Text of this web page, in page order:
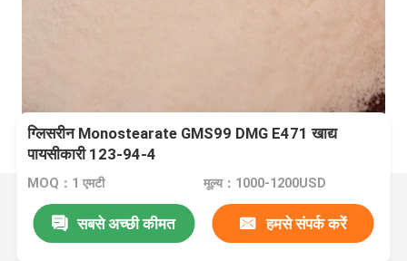
ग्लिसरीन Monostearate GMS99 DMG E471 खाद्य
पायसीकारी 123-94-4
MOQ：1 एमटी मूल्य：1000-1200USD
सबसे अच्छी कीमत हमसे संपर्क करें